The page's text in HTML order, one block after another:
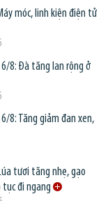
móc, linh kiện điện tử
8: Đà tăng lan rộng ở
8: Tăng giảm đan xen,
tươi tăng nhẹ, gạo
đi ngang